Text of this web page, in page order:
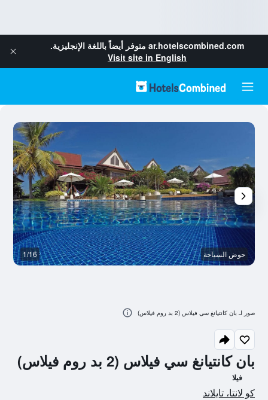
ar.hotelscombined.com متوفر أيضاً باللغة الإنجليزية.
Visit site in English
بان كانتيانغ سي فيلاس (2 بد روم فيلاس)
فيلا
تقييم فئة 0
كو لانتا، تايلاند
حوض السباحة 1/16
صور لـ بان كانتيانغ سي فيلاس (2 بد روم فيلاس)